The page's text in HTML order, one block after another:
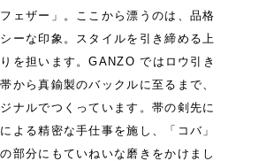
ェザー」。ここから漂うのは、品格
ーな印象。スタイルを引き締める上
を担います。GANZO ではロウ引き
から真鍮製のバックルに至るまで、
ナルでつくっています。帯の剣先に
よる精密な手仕事を施し、「コバ」
部分にもていねいな磨きをかけまし